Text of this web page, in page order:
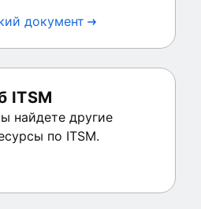
документ
ITSM
найдете другие
по ITSM.